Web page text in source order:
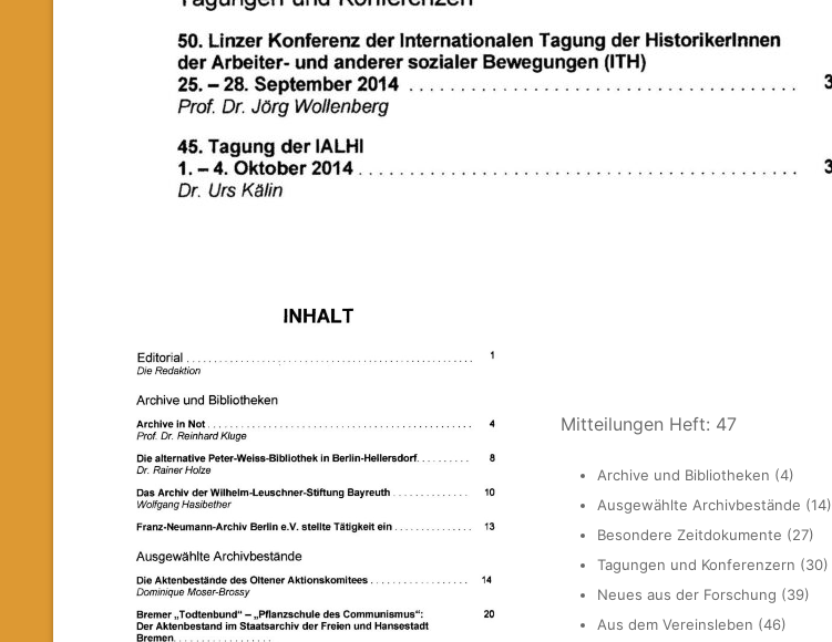
Mitteilungen Heft: 47
Archive und Bibliotheken (4)
Ausgewählte Archivbestände (14)
Besondere Zeitdokumente (27)
Tagungen und Konferenzern (30)
Neues aus der Forschung (39)
Aus dem Vereinsleben (46)